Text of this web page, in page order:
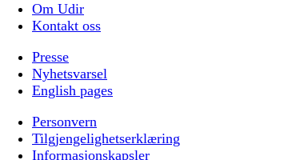
Om Udir
Kontakt oss
Presse
Nyhetsvarsel
English pages
Personvern
Tilgjengelighetserklæring
Informasjonskapsler